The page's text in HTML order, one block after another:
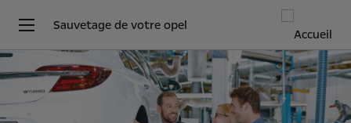
Sauvetage de votre opel